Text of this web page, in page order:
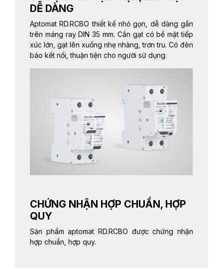
DỄ DÀNG
Aptomat RD.RCBO thiết kế nhỏ gọn, dễ dàng gắn
trên máng ray DIN 35 mm. Cần gạt có bề mặt tiếp
xúc lớn, gạt lên xuống nhẹ nhàng, trơn tru. Có đèn
báo kết nối, thuận tiện cho người sử dụng.
CHỨNG NHẬN HỢP CHUẨN, HỢP
QUY
Sản phẩm aptomat RD.RCBO được chứng nhận
hợp chuẩn, hợp quy.